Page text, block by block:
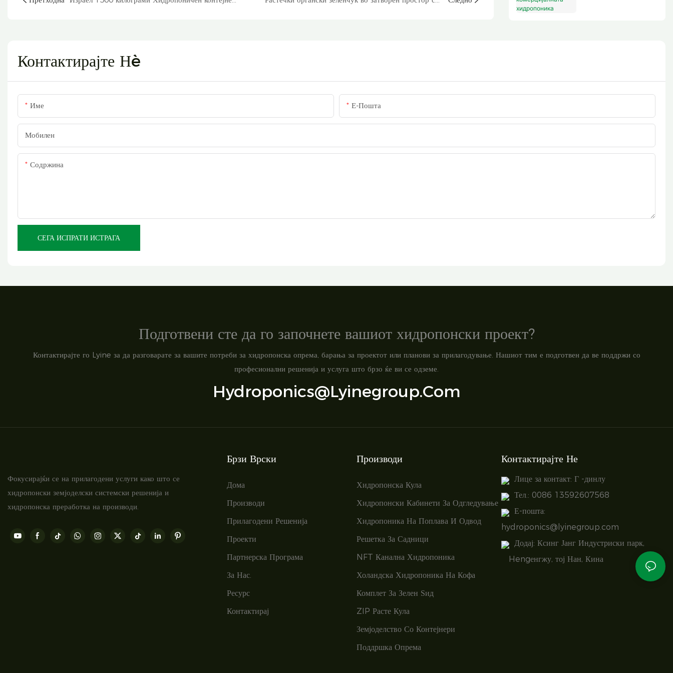
Контактирајте Нè
Име Е-Пошта
Мобилен
Содржина
СЕГА ИСПРАТИ ИСТРАГА
Подготвени сте да го започнете вашиот хидропонски проект?
Контактирајте го Lyine за да разговарате за вашите потреби за хидропонска опрема, барања за проектот или планови за прилагодување. Нашиот тим е подготвен да ве поддржи со
професионални решенија и услуга што брзо ќе ви се одземе.
Hydroponics@lyinegroup.com
Фокусирајќи се на прилагодени услуги како што се
хидропонски земјоделски системски решенија и
хидропонска преработка на производи.
Брзи Врски
Дома
Производи
Прилагодени Решенија
Проекти
Партнерска Програма
За Нас.
Ресурс
Контактирај
Производи
Хидропонска Кула
Хидропонски Кабинети За Одгледување
Хидропоника На Поплава И Одвод
Решетка За Садници
NFT Канална Хидропоника
Холандска Хидропоника На Кофа
Комплет За Зелен Ѕид
ZIP Расте Кула
Земјоделство Со Контејнери
Поддршка Опрема
Контактирајте Не
Лице за контакт: Г -динлу
Тел.: 0086 13592607568
Е-пошта:
hydroponics@lyinegroup.com
Додај: Ксинг Јанг Индустриски парк,
Hengенгжу, тој Нан, Кина